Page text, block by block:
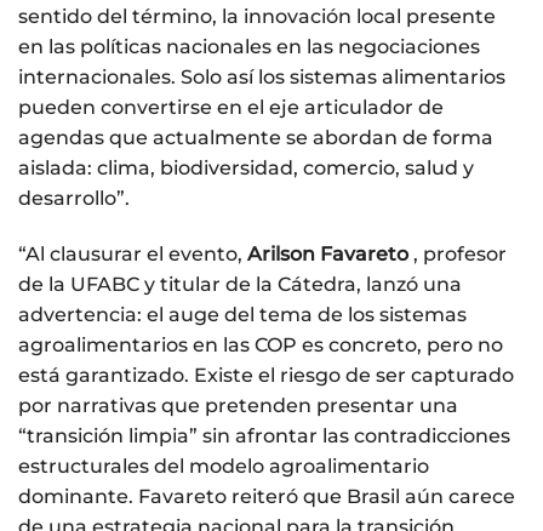
sentido del término, la innovación local presente
en las políticas nacionales en las negociaciones
internacionales. Solo así los sistemas alimentarios
pueden convertirse en el eje articulador de
agendas que actualmente se abordan de forma
aislada: clima, biodiversidad, comercio, salud y
desarrollo”.
“Al clausurar el evento, Arilson Favareto, profesor
de la UFABC y titular de la Cátedra, lanzó una
advertencia: el auge del tema de los sistemas
agroalimentarios en las COP es concreto, pero no
está garantizado. Existe el riesgo de ser capturado
por narrativas que pretenden presentar una
“transición limpia” sin afrontar las contradicciones
estructurales del modelo agroalimentario
dominante. Favareto reiteró que Brasil aún carece